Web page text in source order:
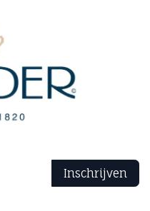
Inschrijven